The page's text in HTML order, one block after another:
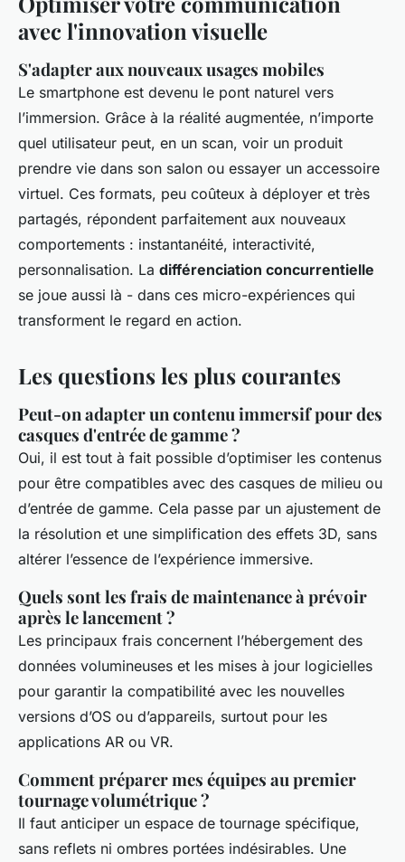
avec l'innovation visuelle
S'adapter aux nouveaux usages mobiles
Le smartphone est devenu le pont naturel vers
l’immersion. Grâce à la réalité augmentée, n’importe
quel utilisateur peut, en un scan, voir un produit
prendre vie dans son salon ou essayer un accessoire
virtuel. Ces formats, peu coûteux à déployer et très
partagés, répondent parfaitement aux nouveaux
comportements : instantanéité, interactivité,
personnalisation. La différenciation concurrentielle
se joue aussi là - dans ces micro-expériences qui
transforment le regard en action.
Les questions les plus courantes
Peut-on adapter un contenu immersif pour des
casques d'entrée de gamme ?
Oui, il est tout à fait possible d’optimiser les contenus
pour être compatibles avec des casques de milieu ou
d’entrée de gamme. Cela passe par un ajustement de
la résolution et une simplification des effets 3D, sans
altérer l’essence de l’expérience immersive.
Quels sont les frais de maintenance à prévoir
après le lancement ?
Les principaux frais concernent l’hébergement des
données volumineuses et les mises à jour logicielles
pour garantir la compatibilité avec les nouvelles
versions d’OS ou d’appareils, surtout pour les
applications AR ou VR.
Comment préparer mes équipes au premier
tournage volumétrique ?
Il faut anticiper un espace de tournage spécifique,
sans reflets ni ombres portées indésirables. Une